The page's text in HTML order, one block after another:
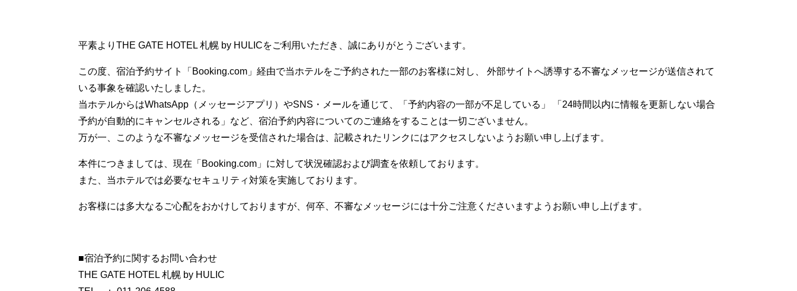
平素よりTHE GATE HOTEL 札幌 by HULICをご利用いただき、誠にありがとうございます。
この度、宿泊予約サイト「Booking.com」経由で当ホテルをご予約された一部のお客様に対し、 外部サイトへ誘導する不審なメッセージが送信されて
いる事象を確認いたしました。
当ホテルからはWhatsApp（メッセージアプリ）やSNS・メールを通じて、「予約内容の一部が不足している」 「24時間以内に情報を更新しない場合
予約が自動的にキャンセルされる」など、宿泊予約内容についてのご連絡をすることは一切ございません。
万が一、このような不審なメッセージを受信された場合は、記載されたリンクにはアクセスしないようお願い申し上げます。
本件につきましては、現在「Booking.com」に対して状況確認および調査を依頼しております。
また、当ホテルでは必要なセキュリティ対策を実施しております。
お客様には多大なるご心配をおかけしておりますが、何卒、不審なメッセージには十分ご注意くださいますようお願い申し上げます。
■宿泊予約に関するお問い合わせ
THE GATE HOTEL 札幌 by HULIC